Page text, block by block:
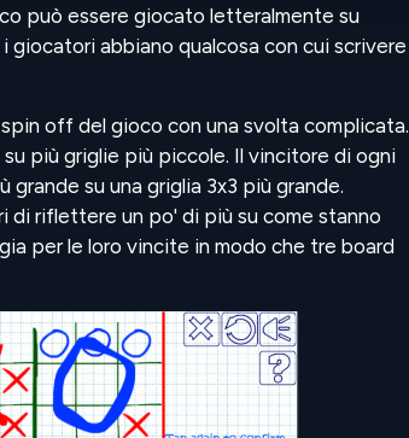
può essere giocato letteralmente su
giocatori abbiano qualcosa con cui scrivere
off del gioco con una svolta complicata.
più griglie più piccole. Il vincitore di ogni
su una griglia 3x3 più grande.
di riflettere un po' di più su come stanno
per le loro vincite in modo che tre board